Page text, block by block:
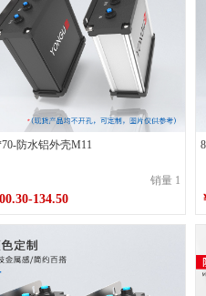
130*65*200喷砂皓月银带带耳
130*65*250喷砂墨玉黑不带耳
150*75*120喷砂墨玉黑带耳
150*75*150喷砂皓月银不带耳
150*75*180喷砂皓月银带耳
180*70*150喷砂墨玉黑带耳
180*70*200喷砂皓月银不带耳
防水铝外壳M11
销量 1
134.50